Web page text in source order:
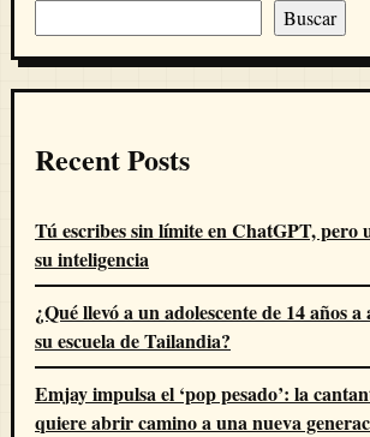
Buscar
Recent Posts
Tú escribes sin límite en ChatGPT, pero
su inteligencia
¿Qué llevó a un adolescente de 14 años
su escuela de Tailandia?
Emjay impulsa el ‘pop pesado’: la
quiere abrir camino a una nueva